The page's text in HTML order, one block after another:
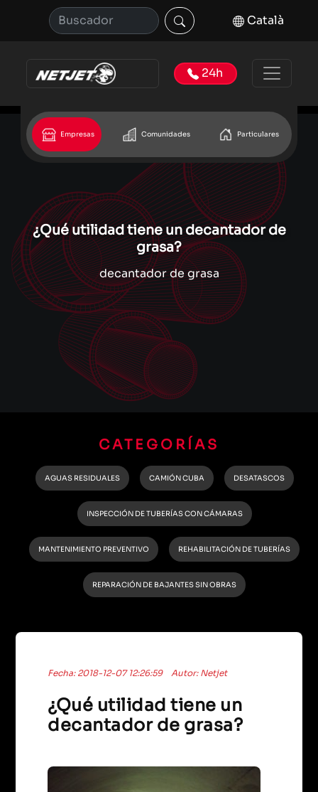
Català
24h
Empresas Comunidades Particulares
¿Qué utilidad tiene un decantador de
grasa?
decantador de grasa
CATEGORÍAS
AGUAS RESIDUALES CAMIÓN CUBA DESATASCOS
INSPECCIÓN DE TUBERÍAS CON CÁMARAS
MANTENIMIENTO PREVENTIVO REHABILITACIÓN DE TUBERÍAS
REPARACIÓN DE BAJANTES SIN OBRAS
Fecha: 2018-12-07 12:26:59 Autor: Netjet
¿Qué utilidad tiene un
decantador de grasa?